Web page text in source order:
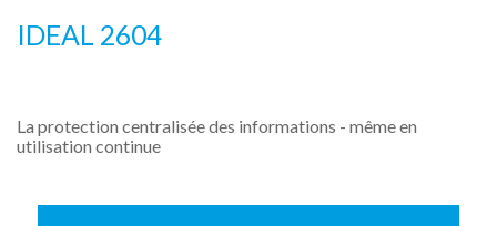
IDEAL 2604
La protection centralisée des informations - même en
utilisation continue